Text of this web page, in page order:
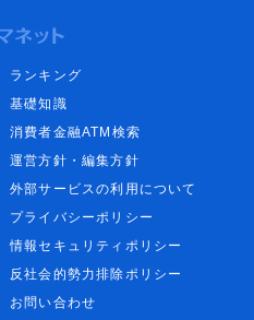
ランキング
基礎知識
消費者金融ATM検索
運営方針・編集方針
外部サービスの利用について
プライバシーポリシー
情報セキュリティポリシー
反社会的勢力排除ポリシー
お問い合わせ